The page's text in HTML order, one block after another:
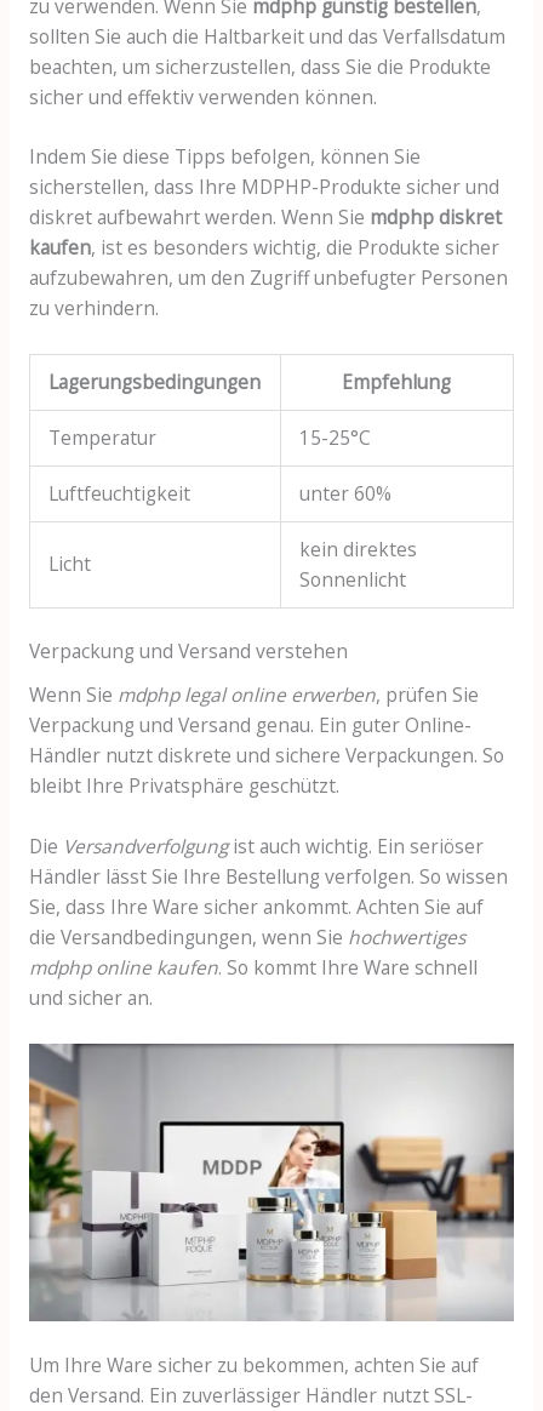
zu verwenden. Wenn Sie mdphp günstig bestellen,
sollten Sie auch die Haltbarkeit und das Verfallsdatum
beachten, um sicherzustellen, dass Sie die Produkte
sicher und effektiv verwenden können.
Indem Sie diese Tipps befolgen, können Sie
sicherstellen, dass Ihre MDPHP-Produkte sicher und
diskret aufbewahrt werden. Wenn Sie mdphp diskret
kaufen, ist es besonders wichtig, die Produkte sicher
aufzubewahren, um den Zugriff unbefugter Personen
zu verhindern.
Lagerungsbedingungen Empfehlung
Temperatur 15-25°C
Luftfeuchtigkeit unter 60%
Licht
kein direktes
Sonnenlicht
Verpackung und Versand verstehen
Wenn Sie mdphp legal online erwerben, prüfen Sie
Verpackung und Versand genau. Ein guter Online-
Händler nutzt diskrete und sichere Verpackungen. So
bleibt Ihre Privatsphäre geschützt.
Die Versandverfolgungist auch wichtig. Ein seriöser
Händler lässt Sie Ihre Bestellung verfolgen. So wissen
Sie, dass Ihre Ware sicher ankommt. Achten Sie auf
die Versandbedingungen, wenn Sie hochwertiges
mdphp online kaufen. So kommt Ihre Ware schnell
und sicher an.
Um Ihre Ware sicher zu bekommen, achten Sie auf
den Versand. Ein zuverlässiger Händler nutzt SSL-